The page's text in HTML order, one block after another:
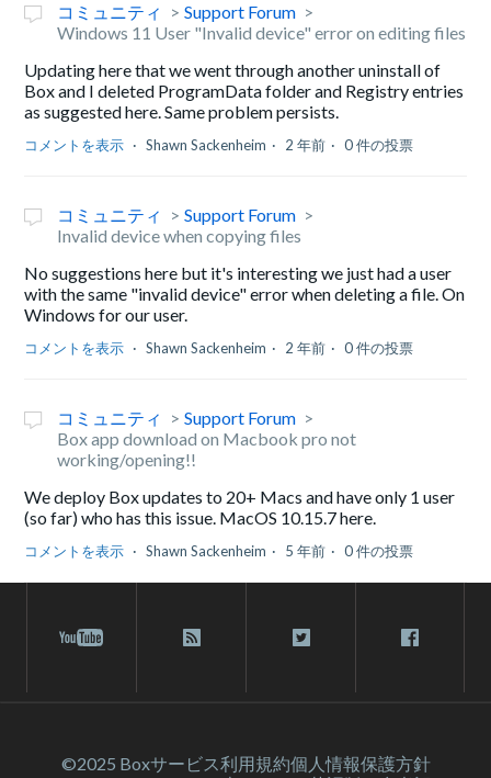
コミュニティ
Support Forum
Windows 11 User "Invalid device" error on editing files
Updating here that we went through another uninstall of
Box and I deleted ProgramData folder and Registry entries
as suggested here. Same problem persists.
コメントを表示 Shawn Sackenheim 2 年前 0 件の投票
コミュニティ
Support Forum
Invalid device when copying files
No suggestions here but it's interesting we just had a user
with the same "invalid device" error when deleting a file. On
Windows for our user.
コメントを表示 Shawn Sackenheim 2 年前 0 件の投票
コミュニティ
Support Forum
Box app download on Macbook pro not
working/opening!!
We deploy Box updates to 20+ Macs and have only 1 user
(so far) who has this issue. MacOS 10.15.7 here.
コメントを表示 Shawn Sackenheim 5 年前 0 件の投票
©2025 Boxサービス利⽤規約個人情報保護方針